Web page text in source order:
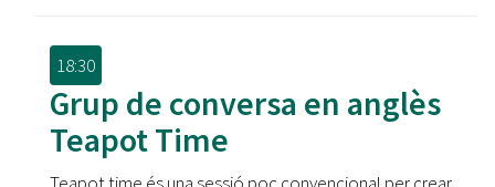
18:30
Grup de conversa en anglès
Teapot Time